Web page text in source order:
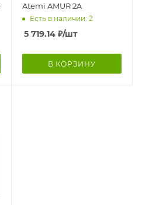
Atemi AMUR 2A
Есть в наличии: 2
5 719.14₽/шт
В КОРЗИНУ